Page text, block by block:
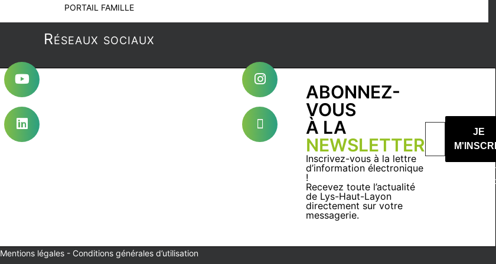
PORTAIL FAMILLE
Réseaux sociaux
ABONNEZ-
VOUS
À LA
NEWSLETTER
Inscrivez-vous à la lettre
d’information électronique
!
Recevez toute l’actualité
de Lys-Haut-Layon
directement sur votre
messagerie.
Nous ne
Mentions légales - Conditions générales d’utilisation